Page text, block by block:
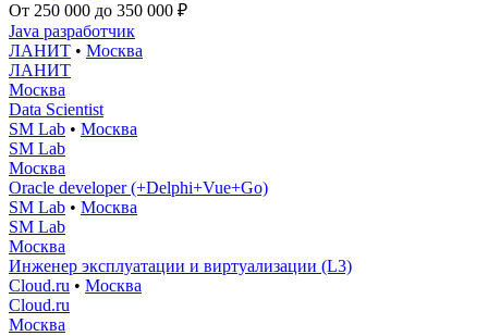
От 250 000 до 350 000 ₽
Java разработчик
ЛАНИТ • Москва
ЛАНИТ
Москва
Data Scientist
SM Lab • Москва
SM Lab
Москва
Oracle developer (+Delphi+Vue+Go)
SM Lab • Москва
SM Lab
Москва
Инженер эксплуатации и виртуализации (L3)
Cloud.ru • Москва
Cloud.ru
Москва